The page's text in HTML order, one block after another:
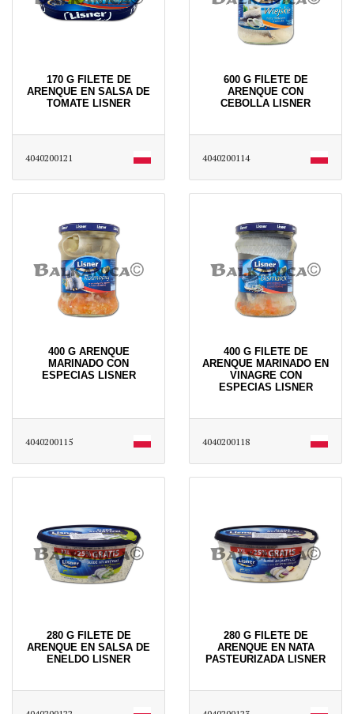
170 G FILETE DE
ARENQUE EN SALSA DE
TOMATE LISNER
4040200121
600 G FILETE DE
ARENQUE CON
CEBOLLA LISNER
4040200114
400 G ARENQUE
MARINADO CON
ESPECIAS LISNER
4040200115
400 G FILETE DE
ARENQUE MARINADO EN
VINAGRE CON
ESPECIAS LISNER
4040200118
280 G FILETE DE
ARENQUE EN SALSA DE
ENELDO LISNER
280 G FILETE DE
ARENQUE EN NATA
PASTEURIZADA LISNER